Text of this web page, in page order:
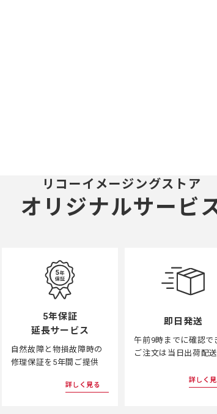
リコーイメージングストア
オリジナルサービ
5年保証
延長サービス
自然故障と物損故障時の
修理保証を5年間ご提供
詳しく見る
即日発送
午前9時までに確認で
ご注文は当日出荷配送
詳しく